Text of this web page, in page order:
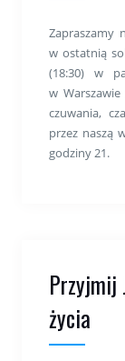
Zapraszamy
w ostatnią
(18:30) w
w
czuwania,
przez naszą
godziny 21.
Przyjmij
życia